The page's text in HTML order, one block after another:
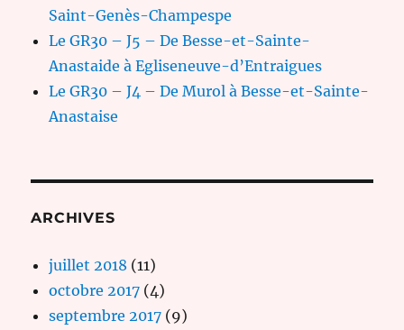
Saint-Genès-Champespe
Le GR30 – J5 – De Besse-et-Sainte-
Anastaide à Egliseneuve-d’Entraigues
Le GR30 – J4 – De Murol à Besse-et-Sainte-
Anastaise
ARCHIVES
juillet 2018 (11)
octobre 2017 (4)
septembre 2017 (9)